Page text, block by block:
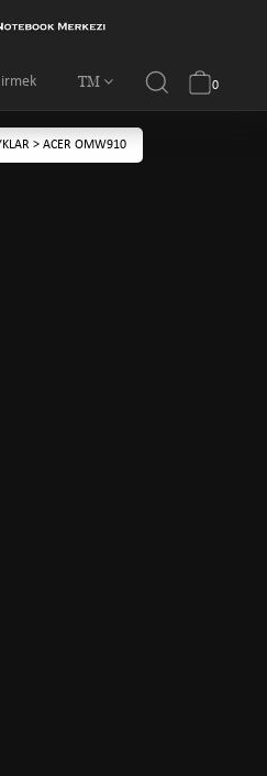
TM 0
> ACER OMW910